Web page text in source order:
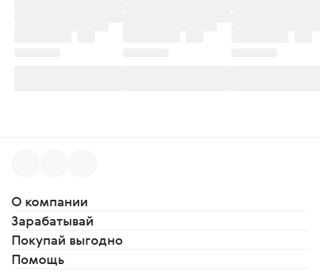
О компании
Зарабатывай
Покупай выгодно
Помощь